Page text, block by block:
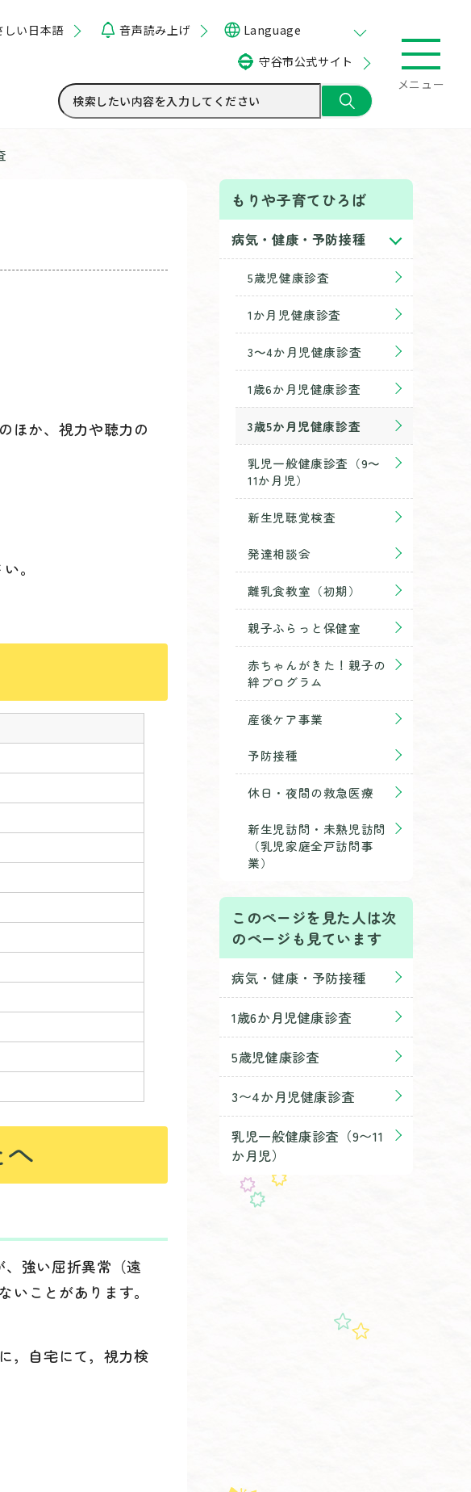
しい日本語 音声読み上げ
Language
守谷市公式サイト
メニュー
ほか、視力や聴力の
。
強い屈折異常（遠
ことがあります。
，自宅にて，視力検
もりや子育てひろば
病気・健康・予防接種
5歳児健康診査
1か月児健康診査
3～4か月児健康診査
1歳6か月児健康診査
3歳5か月児健康診査
乳児一般健康診査（9～
11か月児）
新生児聴覚検査
発達相談会
離乳食教室（初期）
親子ふらっと保健室
赤ちゃんがきた！親子の
絆プログラム
産後ケア事業
予防接種
休日・夜間の救急医療
新生児訪問・未熟児訪問
（乳児家庭全戸訪問事
業）
このページを見た人は次
のページも見ています
病気・健康・予防接種
1歳6か月児健康診査
5歳児健康診査
3〜4か月児健康診査
乳児一般健康診査（9〜11
か月児）